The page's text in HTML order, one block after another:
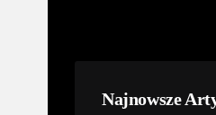
Najnowsze